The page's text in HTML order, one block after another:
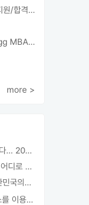
연세대학교(서울캠) 국제통상학과 지원/합격/등록
Northwestern University Kellogg MBA 합격
more >
의대 정원, 19년 만에 2000명 늘린다… 2025년 입시부터 적용
[단독] 2028개편 이후 서울대 입시 어디로 갈까.. ‘정시40% 폐지 추진’
고려대학교 의과대학, 4년 연속 대한민국의학한림원 정회원 최다 배출 外
연세대학교 신종식 교수팀, 인공효소를 이용한 아민의 키랄전환 세계 최초로 성공